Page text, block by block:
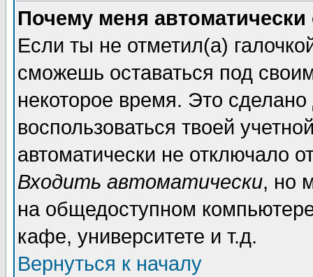
Почему меня автоматически
Если ты не отметил(а)
сможешь оставаться под
некоторое время. Это
воспользоваться твоей
автоматически не отключало
Входить автоматически, но
на общедоступном
кафе, университете и т.д.
Вернуться к началу